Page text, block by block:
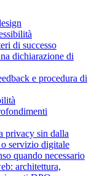
di successo
dichiarazione di
e procedura di
privacy sin dalla
servizio digitale
quando necessario
architettura,